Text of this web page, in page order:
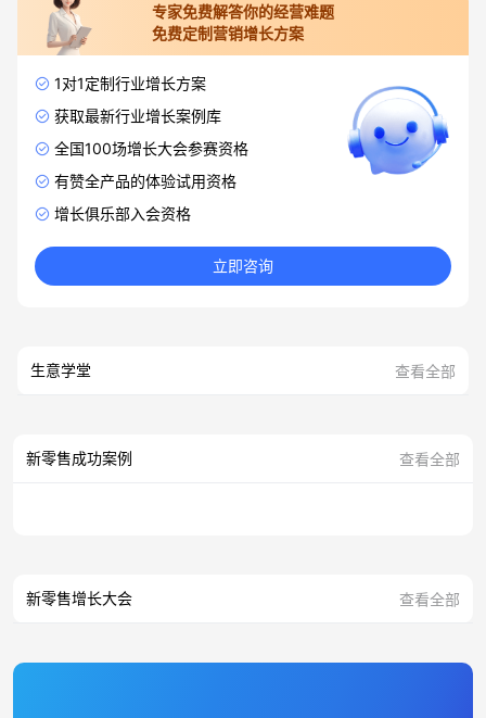
专家免费解答你的经营难题
免费定制营销增长方案
1对1定制行业增长方案
获取最新行业增长案例库
全国100场增长大会参赛资格
有赞全产品的体验试用资格
增长俱乐部入会资格
立即咨询
生意学堂 查看全部
新零售成功案例 查看全部
新零售增长大会 查看全部